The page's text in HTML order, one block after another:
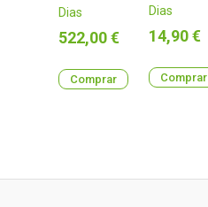
Dias
Preço
522,00 €
Comprar
Dias
Preço
14,90 €
Comprar